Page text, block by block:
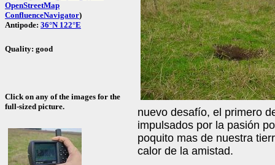
OpenStreetMap
ConfluenceNavigator)
Antipode: 36°N 122°E
Quality: good
Click on any of the images for the
full-sized picture.
nuevo desafío, el primero
impulsados por la pasión
poquito mas de nuestra
calor de la amistad.